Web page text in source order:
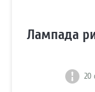
Лампада
20